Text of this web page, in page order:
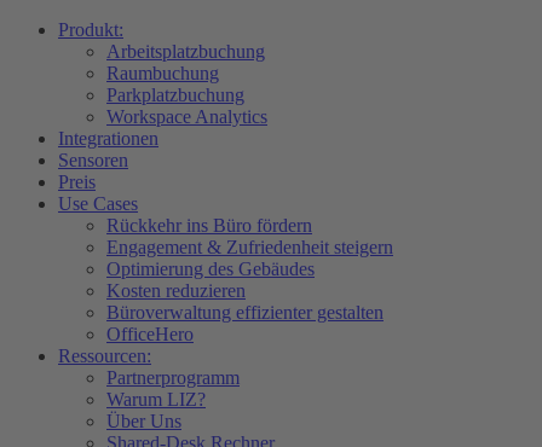
Produkt:
Arbeitsplatzbuchung
Raumbuchung
Parkplatzbuchung
Workspace Analytics
Integrationen
Sensoren
Preis
Use Cases
Rückkehr ins Büro fördern
Engagement & Zufriedenheit steigern
Optimierung des Gebäudes​
Kosten reduzieren
Büroverwaltung effizienter gestalten
OfficeHero
Ressourcen:
Partnerprogramm
Warum LIZ?
Über Uns
Shared-Desk Rechner